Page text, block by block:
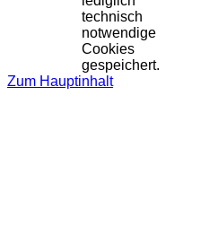
technisch
notwendige
Cookies
gespeichert.
Zum Hauptinhalt